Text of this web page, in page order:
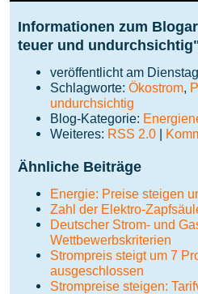
Informationen zum
teuer und
veröffentlicht am
Schlagworte: Ökostrom,
undurchsichtig
Blog-Kategorie:
Weiteres: RSS 2.0 |
Ähnliche Beiträge
Energie: Preise steigen
Zahl der Elektro-
Deutscher Strom- und
Wettbewerbskriterien
Strompreis steigt um 7
ausgeschlossen
Strompreise steigen: